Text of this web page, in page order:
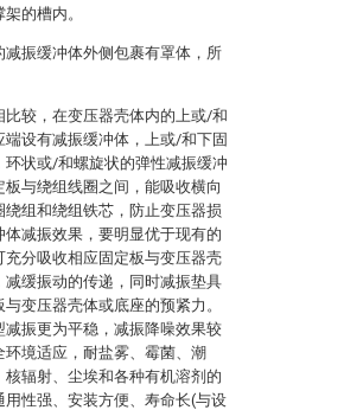
的槽内。
振缓冲体外侧包裹有罩体，所
较，在变压器壳体内的上或/和
设有减振缓冲体，上或/和下固
环状或/和螺旋状的弹性减振缓冲
与绕组线圈之间，能吸收横向
组和绕组铁芯，防止变压器损
减振效果，要明显优于现有的
分吸收相应固定板与变压器壳
缓振动的传递，同时减振垫具
变压器壳体或底座的预紧力。
振更为平稳，减振降噪效果较
境适应，耐盐雾、霉菌、潮
辐射、尘埃和各种有机溶剂的
性强、安装方便、寿命长(与设